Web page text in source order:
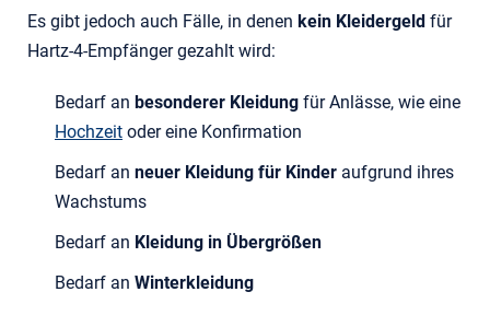
Es gibt jedoch auch Fälle, in denen kein Kleidergeld für
Hartz-4-Empfänger gezahlt wird:
Bedarf an besonderer Kleidung für Anlässe, wie eine
Hochzeit oder eine Konfirmation
Bedarf an neuer Kleidung für Kinder aufgrund ihres
Wachstums
Bedarf an Kleidung in Übergrößen
Bedarf an Winterkleidung